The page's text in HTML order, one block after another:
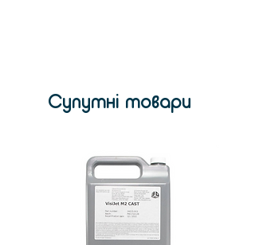
Супутні товари